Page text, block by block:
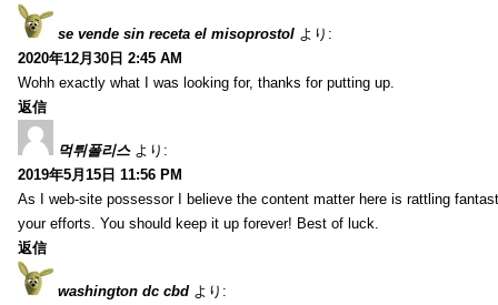
se vende sin receta el misoprostol より:
2020年12月30日 2:45 AM
Wohh exactly what I was looking for, thanks for putting up.
返信
먹튀폴리스 より:
2019年5月15日 11:56 PM
As I web-site possessor I believe the content matter here is rattling
your efforts. You should keep it up forever! Best of luck.
返信
washington dc cbd より: